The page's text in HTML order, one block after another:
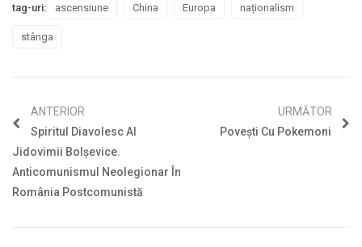
tag-uri: ascensiune China Europa naționalism
stânga
ANTERIOR
Spiritul Diavolesc Al
Jidovimii Bolșevice.
Anticomunismul Neolegionar În
România Postcomunistă
URMĂTOR
Povești Cu Pokemoni